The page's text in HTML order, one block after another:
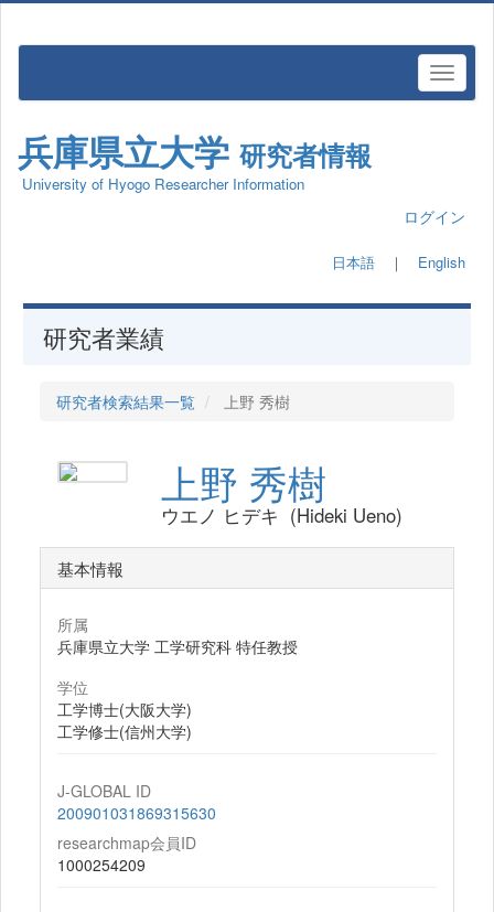
兵庫県立大学 研究者情報
University of Hyogo Researcher Information
ログイン
日本語 ｜ English
研究者業績
研究者検索結果一覧 上野 秀樹
上野 秀樹
ウエノ ヒデキ (Hideki Ueno)
基本情報
所属
兵庫県立大学 工学研究科 特任教授
学位
工学博士(大阪大学)
工学修士(信州大学)
J-GLOBAL ID
200901031869315630
researchmap会員ID
1000254209